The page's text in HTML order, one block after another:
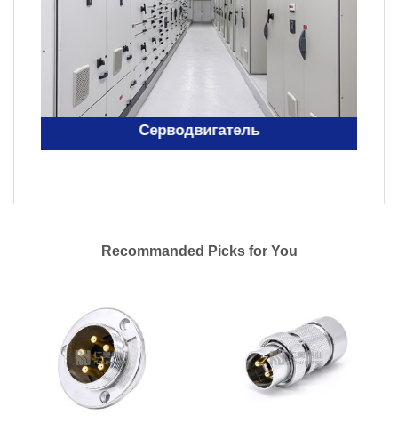
Серводвигатель
Recommanded Picks for You